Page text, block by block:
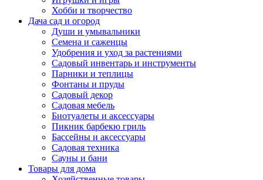
Хобби и творчество
Дача сад и огород
Души и умывальники
Семена и саженцы
Удобрения и уход за растениями
Садовый инвентарь и инструменты
Парники и теплицы
Фонтаны и пруды
Садовый декор
Садовая мебель
Биотуалеты и аксессуары
Пикник барбекю гриль
Бассейны и аксессуары
Садовая техника
Сауны и бани
Товары для дома